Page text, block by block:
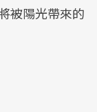
被陽光帶來的